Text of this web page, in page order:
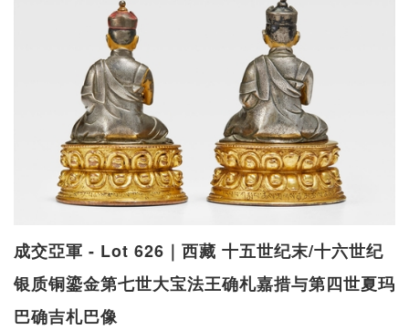
成交亞軍 - Lot 626｜西藏 十五世纪末/十六世纪
银质铜鎏金第七世大宝法王确札嘉措与第四世夏玛
巴确吉札巴像